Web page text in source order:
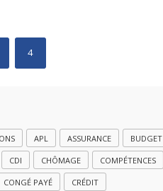
4
APL ASSURANCE BUDGET
CDI CHÔMAGE COMPÉTENCES
CONGÉ PAYÉ CRÉDIT